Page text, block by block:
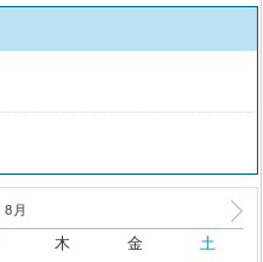
8 月
木 金
土